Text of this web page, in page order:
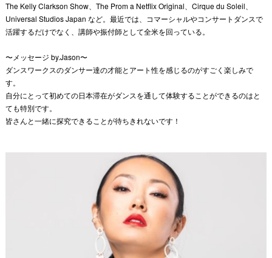
The Kelly Clarkson Show、The Prom a Netflix Original、Cirque du Soleil、
Universal Studios Japan など。最近では、コマーシャルやコンサートダンスで
活躍するだけでなく、講師や振付師として全米を回っている。
〜メッセージ by.Jason〜
ダンスワークスのダンサー達の才能とアート性を感じるのがすごく楽しみで
す。
自分にとって初めての日本滞在がダンスを通して体験することができるのはと
ても特別です。
皆さんと一緒に探究できることが待ちきれないです！